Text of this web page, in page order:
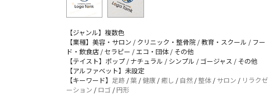
【ジャンル】複数色
【業種】美容・サロン / クリニック・整骨院 / 教育・スクール / フー
ド・飲食店 / セラピー / エコ・団体 / その他
【テイスト】ポップ / ナチュラル / シンプル / ゴージャス / その他
【アルファベット】未設定
【キーワード】 足跡 /葉 /健康 /癒し / 自然 /整体 / サロン / リラクゼ
ーション / ロゴ /円形